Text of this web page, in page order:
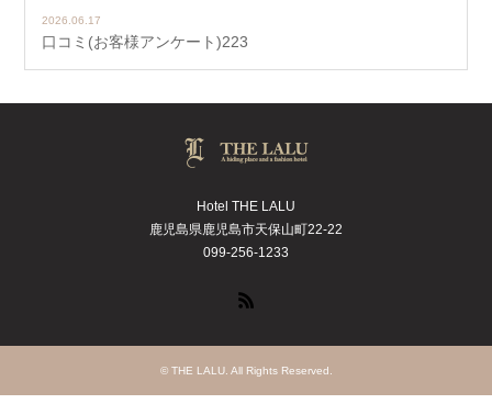
2026.06.17
口コミ(お客様アンケート)223
Hotel THE LALU
鹿児島県鹿児島市天保山町22-22
099-256-1233
© THE LALU. All Rights Reserved.